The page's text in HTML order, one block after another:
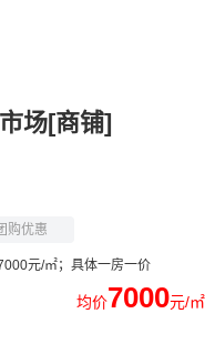
场[商铺]
购优惠
元/㎡；具体一房一价
均价7000元/㎡